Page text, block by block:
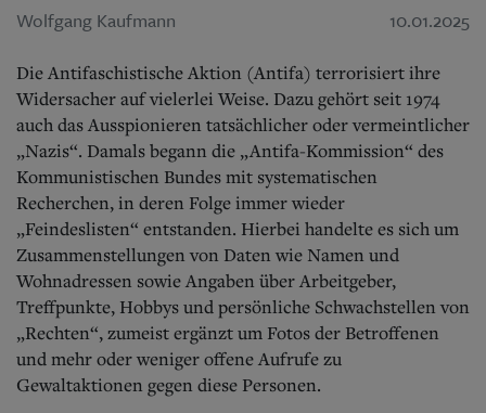
Wer wir sind
Aktuelle Ausgabe
Abonnenten-Login
Abonnent werden
Abo Prämien
Archiv
Mediadaten
Kontakt
Impressum
Datenschutz
Wolfgang Kaufmann 10.01.2025
Die Antifaschistische Aktion (Antifa) terrorisiert ihre
Widersacher auf vielerlei Weise. Dazu gehört seit 1974
auch das Ausspionieren tatsächlicher oder vermeintlicher
„Nazis“. Damals begann die „Antifa-Kommission“ des
Kommunistischen Bundes mit systematischen
Recherchen, in deren Folge immer wieder
„Feindeslisten“ entstanden. Hierbei handelte es sich um
Zusammenstellungen von Daten wie Namen und
Wohnadressen sowie Angaben über Arbeitgeber,
Treffpunkte, Hobbys und persönliche Schwachstellen von
„Rechten“, zumeist ergänzt um Fotos der Betroffenen
und mehr oder weniger offene Aufrufe zu
Gewaltaktionen gegen diese Personen.